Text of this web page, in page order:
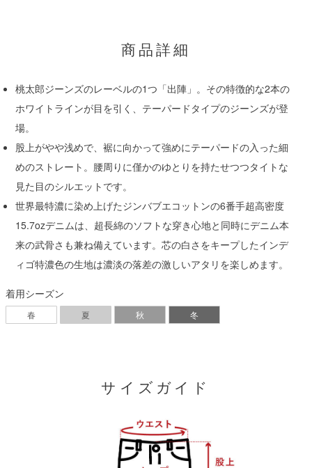
商品詳細
桃太郎ジーンズのレーベルの1つ「出陣」。その特徴的な2本の
ホワイトラインが目を引く、テーパードタイプのジーンズが登
場。
股上がやや浅めで、裾に向かって強めにテーパードの入った細
めのストレート。腰周りに僅かのゆとりを持たせつつタイトな
見た目のシルエットです。
世界最特濃に染め上げたジンバブエコットンの6番手超高密度
15.7ozデニムは、超長綿のソフトな穿き心地と同時にデニム本
来の武骨さも兼ね備えています。芯の白さをキープしたインデ
ィゴ特濃色の生地は濃淡の落差の激しいアタリを楽しめます。
着用シーズン
春 夏 秋 冬
サイズガイド